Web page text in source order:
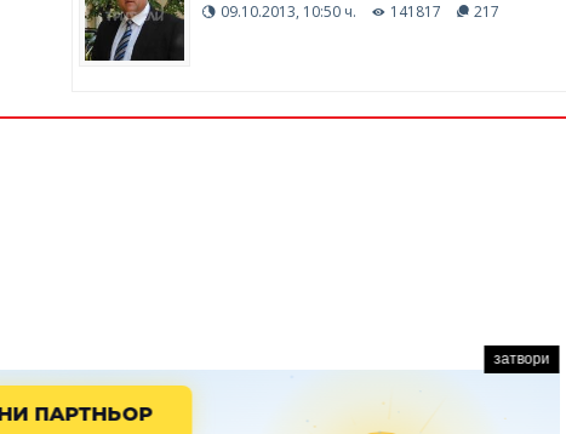
09.10.2013, 10:50 ч. 141817 217
затвори